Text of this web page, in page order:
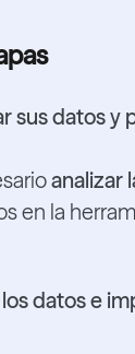
sus datos y
analizar
en la
datos e